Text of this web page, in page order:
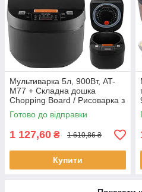
Мультиварка 5л, 900Вт, AT-
M77 + Складна дошка
Chopping Board / Рисоварка з
антипригарною чашею
Готово до відправки
1 127,60 ₴ 1 610,86 ₴
Купити